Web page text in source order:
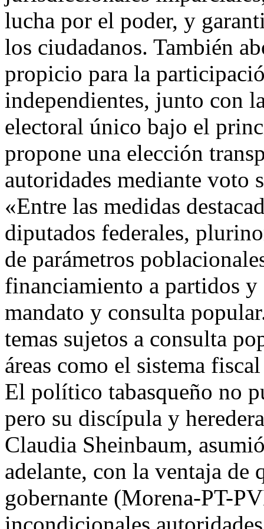
lucha por el poder, y
los ciudadanos. También
propicio para la
independientes, junto con
electoral único bajo el
propone una elección
autoridades mediante voto
«Entre las medidas
diputados federales,
de parámetros
financiamiento a partidos
mandato y consulta
temas sujetos a consulta
áreas como el sistema
El político tabasqueño no
pero su discípula y
Claudia Sheinbaum,
adelante, con la ventaja de
gobernante (Morena-PT-